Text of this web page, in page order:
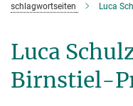
schlagwortseiten Luca
Luca
Birnstiel-